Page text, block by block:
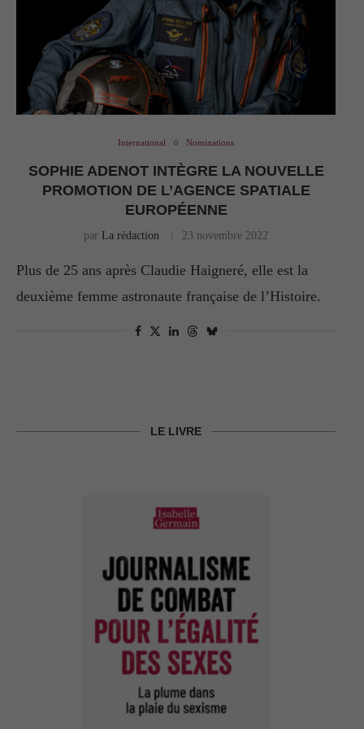
International Nominations
SOPHIE ADENOT INTÈGRE LA NOUVELLE
PROMOTION DE L’AGENCE SPATIALE
EUROPÉENNE
par La rédaction 23 novembre 2022
Plus de 25 ans après Claudie Haigneré, elle est la
deuxième femme astronaute française de l’Histoire.
LE LIVRE